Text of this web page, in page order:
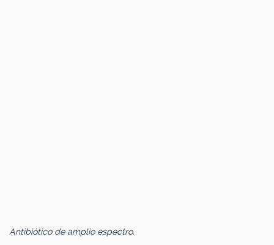
Antibiótico de amplio espectro.